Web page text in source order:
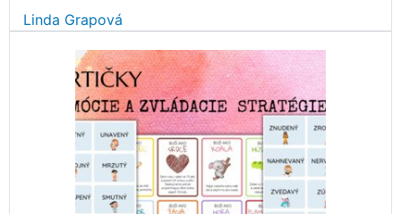
Linda Grapová